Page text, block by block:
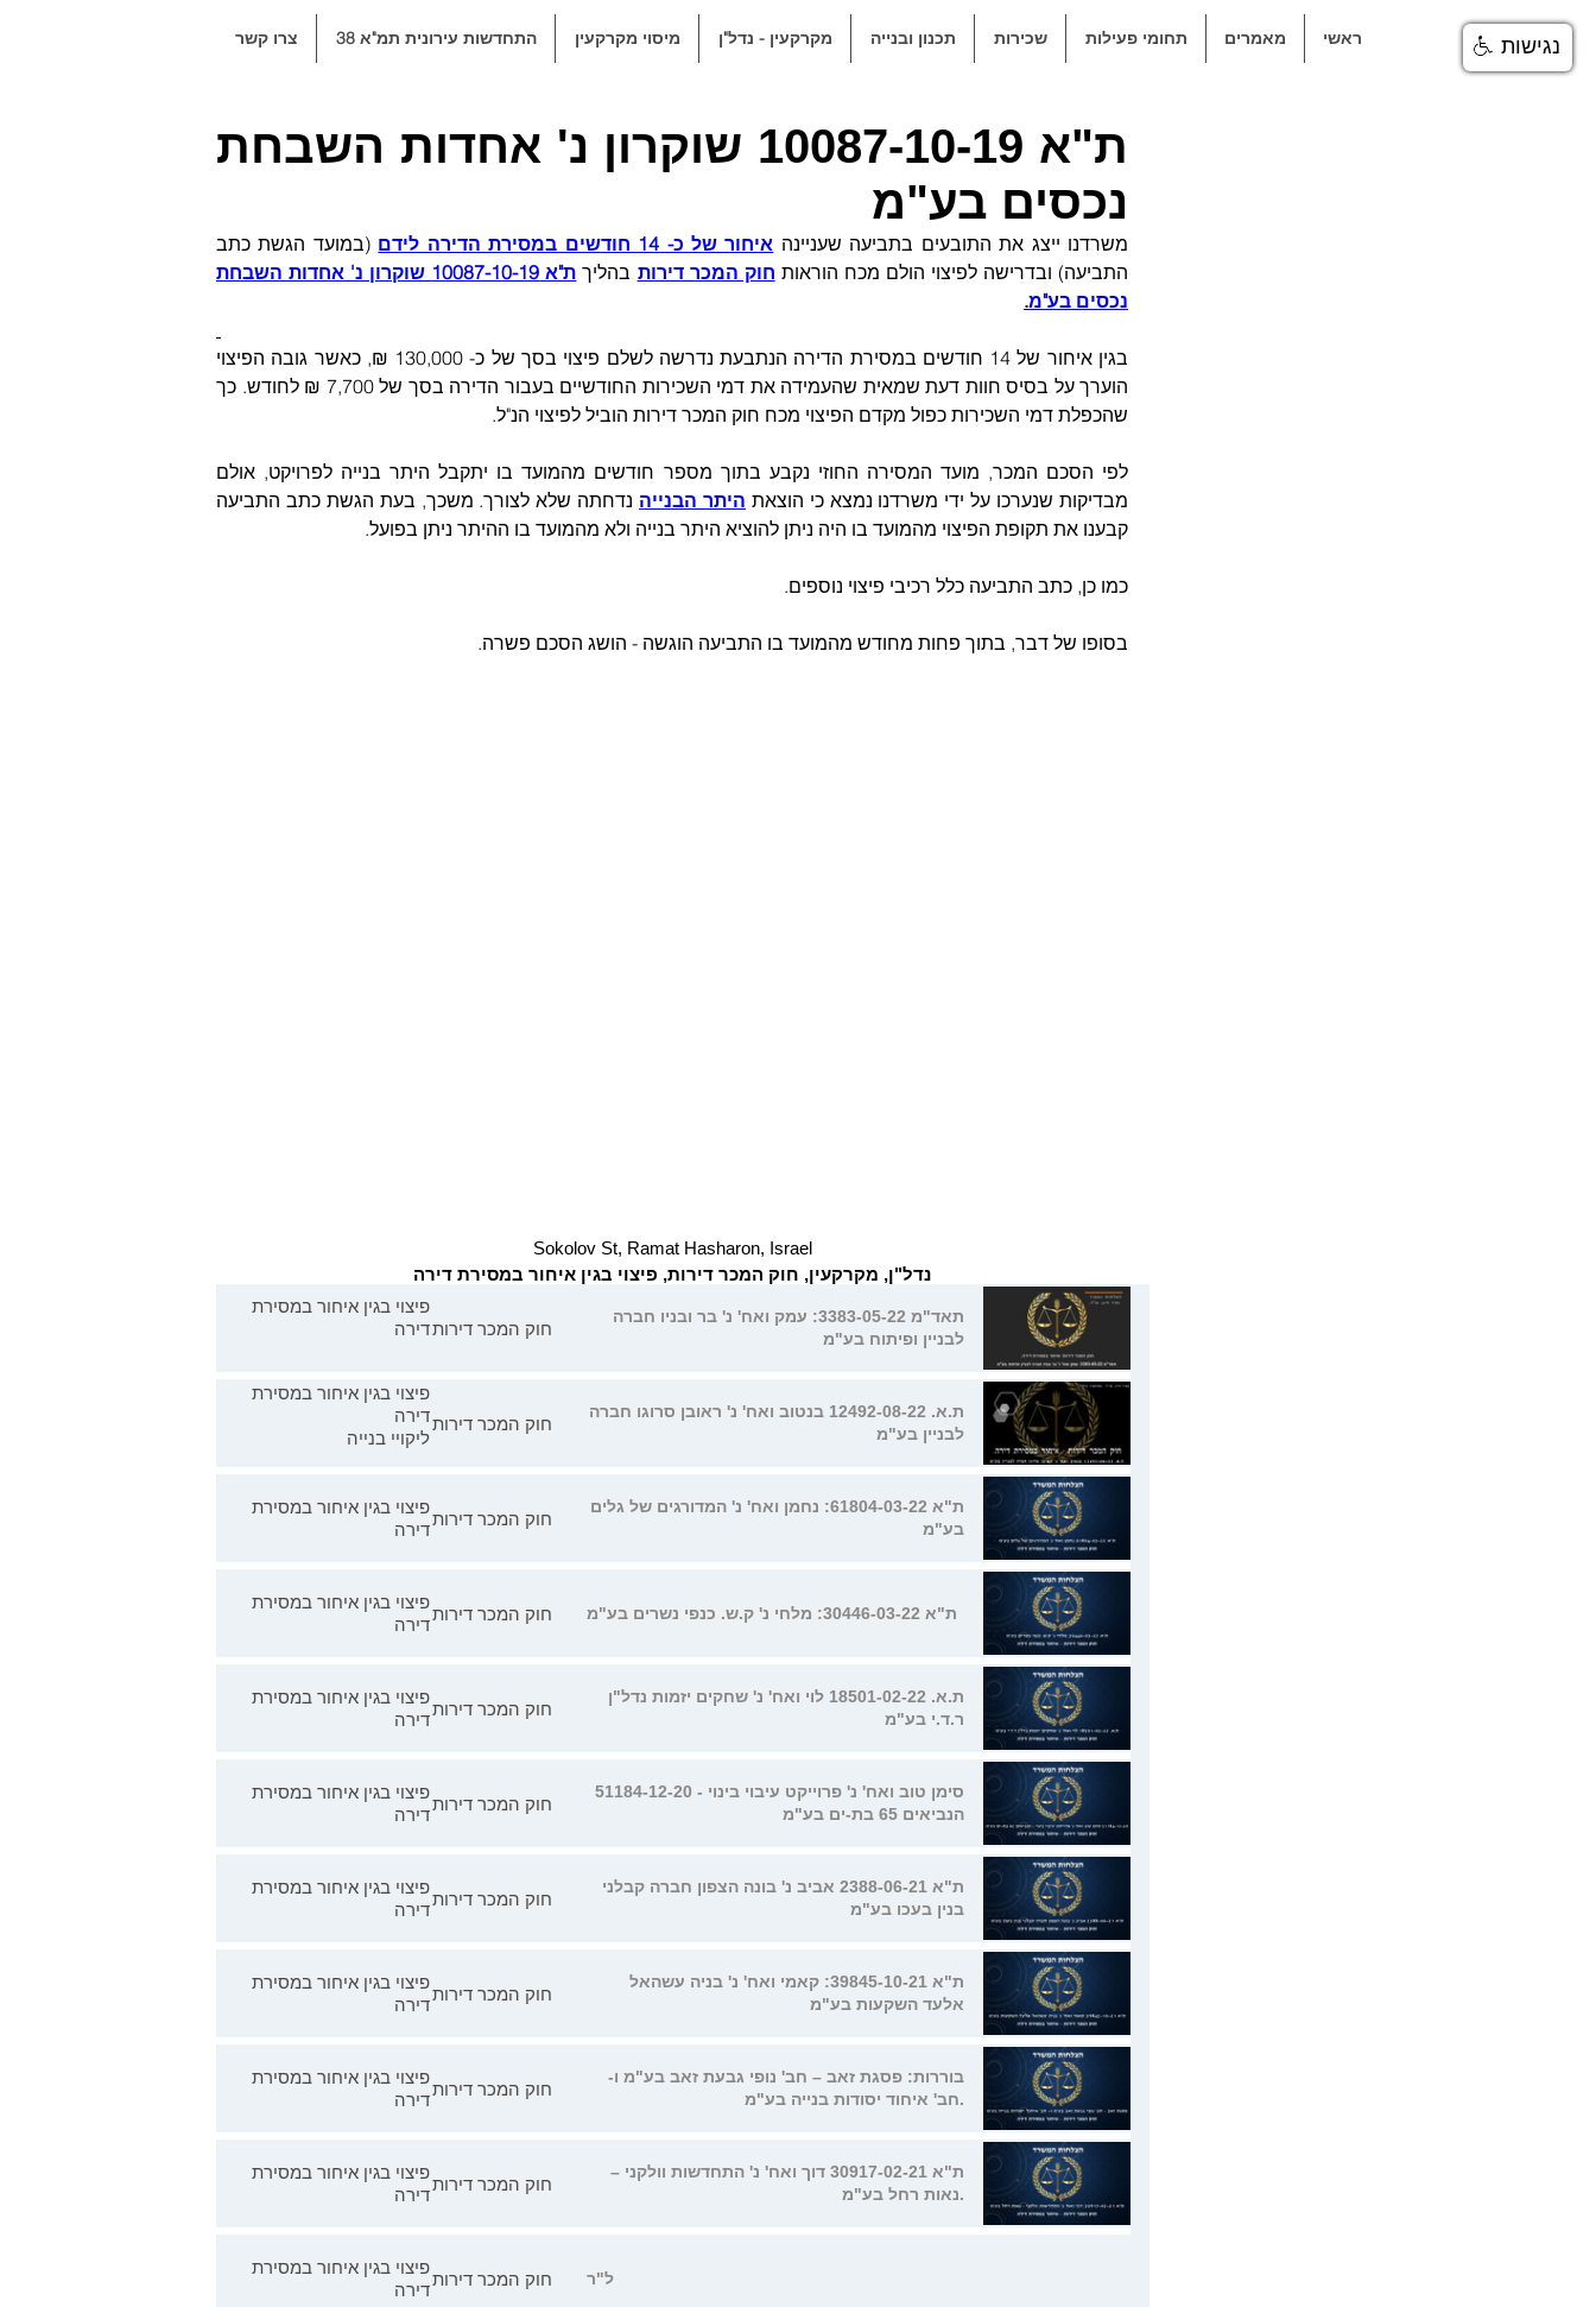
צרו קשר התחדשות עירונית תמ"א 38 מיסוי מקרקעין מקרקעין - נדל"ן תכנון ובנייה שכירות תחומי פעילות מאמרים ראשי
ת"א 10087-10-19 שוקרון נ' אחדות השבחת
נכסים בע"מ
משרדנו ייצג את התובעים בתביעה שעניינה איחור של כ- 14 חודשים במסירת הדירה לידם
התביעה) ובדרישה לפיצוי הולם מכח הוראות חוק המכר דירות בהליך
נכסים בע"מ.
שהכפלת דמי השכירות כפול מקדם הפיצוי מכח חוק המכר דירות הוביל לפיצוי הנ"ל.
מבדיקות שנערכו על ידי משרדנו נמצא כי הוצאת היתר הבנייה
קבענו את תקופת הפיצוי מהמועד בו היה ניתן להוציא היתר בנייה ולא מהמועד בו ההיתר ניתן בפועל.
כמו כן, כתב התביעה כלל רכיבי פיצוי נוספים.
בסופו של דבר, בתוך פחות מחודש מהמועד בו התביעה הוגשה - הושג הסכם פשרה.
Sokolov St, Ramat Hasharon, Israel
נדל"ן, מקרקעין, חוק המכר דירות, פיצוי בגין איחור במסירת דירה
פיצוי בגין איחור במסירת
דירהחוק המכר דירות
תאד"מ 3383-05-22: עמק ואח' נ' בר ובניו חברה
לבניין ופיתוח בע"מ
פיצוי בגין איחור במסירת
דירה
ליקויי בנייה
חוק המכר דירות
ת.א. 12492-08-22 בנטוב ואח' נ' ראובן סרוגו חברה
לבניין בע"מ
פיצוי בגין איחור במסירת
דירהחוק המכר דירות
ת"א 61804-03-22: נחמן ואח' נ' המדורגים של גלים
בע"מ
פיצוי בגין איחור במסירת
דירהחוק המכר דירות ת"א 30446-03-22: מלחי נ' ק.ש. כנפי נשרים בע"מ
פיצוי בגין איחור במסירת
דירהחוק המכר דירות
ת.א. 18501-02-22 לוי ואח' נ' שחקים יזמות נדל"ן
ר.ד.י בע"מ
פיצוי בגין איחור במסירת
דירהחוק המכר דירות
51184-12-20 סימן טוב ואח' נ' פרוייקט עיבוי בינוי -
הנביאים 65 בת-ים בע"מ
פיצוי בגין איחור במסירת
דירהחוק המכר דירות
ת"א 2388-06-21 אביב נ' בונה הצפון חברה קבלני
בנין בעכו בע"מ
פיצוי בגין איחור במסירת
דירהחוק המכר דירות
ת"א 39845-10-21: קאמי ואח' נ' בניה עשהאל
אלעד השקעות בע"מ
פיצוי בגין איחור במסירת
דירהחוק המכר דירות
בוררות: פסגת זאב – חב' נופי גבעת זאב בע"מ ו-
חב' איחוד יסודות בנייה בע"מ.
פיצוי בגין איחור במסירת
דירהחוק המכר דירות
ת"א 30917-02-21 דוך ואח' נ' התחדשות וולקני –
נאות רחל בע"מ.
פיצוי בגין איחור במסירת
דירהחוק המכר דירות ל"ר
נגישות